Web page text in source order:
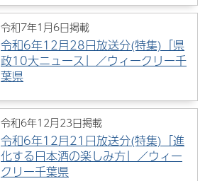
令和7年1月6日掲載
令和6年12月28日放送分(特集)「県
政10大ニュース」／ウィークリー千
葉県
令和6年12月23日掲載
令和6年12月21日放送分(特集)「進
化する日本酒の楽しみ方」／ウィー
クリー千葉県